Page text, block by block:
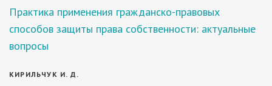
Практика применения гражданско-правовых
способов защиты права собственности: актуальные
вопросы
КИРИЛЬЧУК И. Д.